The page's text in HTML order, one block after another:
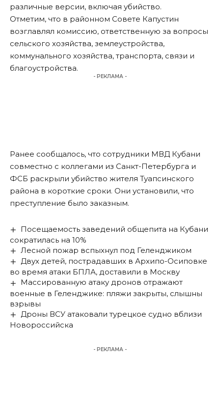
различные версии, включая убийство.
Отметим, что в районном Совете Капустин
возглавлял комиссию, ответственную за вопросы
сельского хозяйства, землеустройства,
коммунального хозяйства, транспорта, связи и
благоустройства.
- РЕКЛАМА -
Ранее сообщалось, что сотрудники МВД Кубани
совместно с коллегами из Санкт-Петербурга и
ФСБ раскрыли убийство жителя Туапсинского
района в короткие сроки. Они установили, что
преступление было заказным.
Посещаемость заведений общепита на Кубани
сократилась на 10%
Лесной пожар вспыхнул под Геленджиком
Двух детей, пострадавших в Архипо-Осиповке
во время атаки БПЛА, доставили в Москву
Массированную атаку дронов отражают
военные в Геленджике: пляжи закрыты, слышны
взрывы
Дроны ВСУ атаковали турецкое судно вблизи
Новороссийска
- РЕКЛАМА -